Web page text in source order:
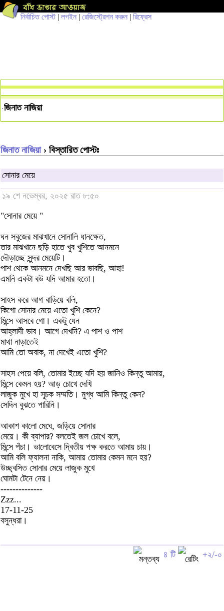
নির্বাচিত পোস্ট| লগইন | রেজিস্ট্রেশন করুন | রিফ্রেস
জিনাত নাজিয়া
জিনাত নাজিয়া› বিস্তারিত পোস্টঃ
সোনার মেয়ে
১৯ শে নভেম্বর, ২০২৫ রাত ৮:৫০
"সোনার মেয়ে "
ঘন সবুজের মাঝখানে সোনালি ধানক্ষেত,
তার মাঝখানে ছড়ি হাতে খুব খুশিতে আনমনে
দৌড়াচ্ছে সুন্দর মেয়েটি।
পাশ থেকে আনমনে দেখছি আর ভাবছি, আহা!
এমনি একটা বউ যদি আমার হতো।
সাহস করে আগ বাড়িয়ে বলি,
কিগো সোনার মেয়ে এতো খুশি কেনে?
মিন্সে আসবে গো। একটু যেন
আহ্লাদী ভাব। আগে দেখনি? এ পাশ ও পাশ
মাথা নাড়াতেই
আমি তো অবাক, না দেখেই এতো খুশি?
সাহস পেয়ে বলি, তোমার ইচ্ছে যদি হয় জানিও কিন্তু আমায়,
মিন্সে কেমন হয়? আড় চোখে দেখি
লাজুক মুখে হা সূচক সম্মতি। মুগ্ধ আমি কিন্তু কেন?
সেদিন বুঝতে পারিনি।
আকাশ কালো মেঘে, জড়িয়ে সোনার
মেয়ে। কী ব্যাপার? বলতেই জল চোখে বলে,
মিন্সে পঁচা। ভালোবেসে দ্বিতীয় পক্ষ করতে আমায় চায়।
আমি বলি ফ্যালনা নাকি, আমায় তোমার কেমন মনে হয়?
উচ্ছ্বসিত সোনার মেয়ে লাজুক মুখে
ঘোমটা টেনে নেয়।
--------------
Zzz...
17-11-25
বসুন্ধরা।
৪ টি +২/-০